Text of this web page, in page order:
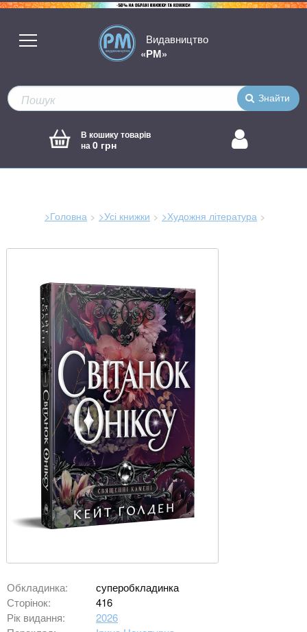
Видавництво
«РМ»
Знайти
В кошику товарів
на0 грн
>Головна >Усі книжки
>Художня література
тут:
Обкладинка:
суперобкладинка
Сторінок:
416
Рік видання:
2026